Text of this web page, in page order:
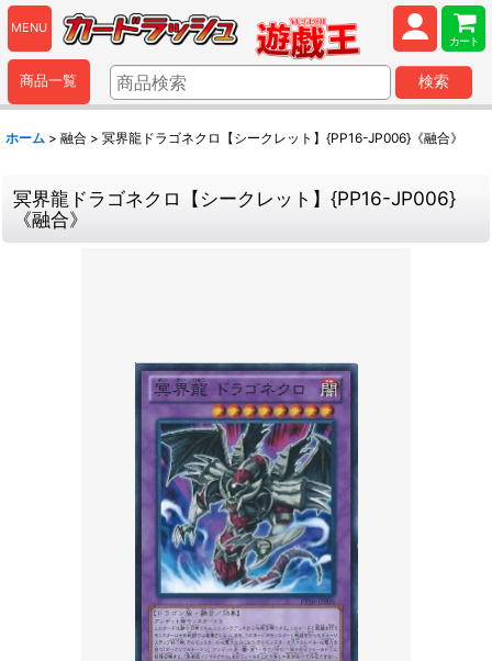
MENU
カート
商品一覧 検索
ホーム > 融合 > 冥界龍ドラゴネクロ【シークレット】{PP16-JP006}《融合》
冥界龍ドラゴネクロ【シークレット】{PP16-JP006}
《融合》